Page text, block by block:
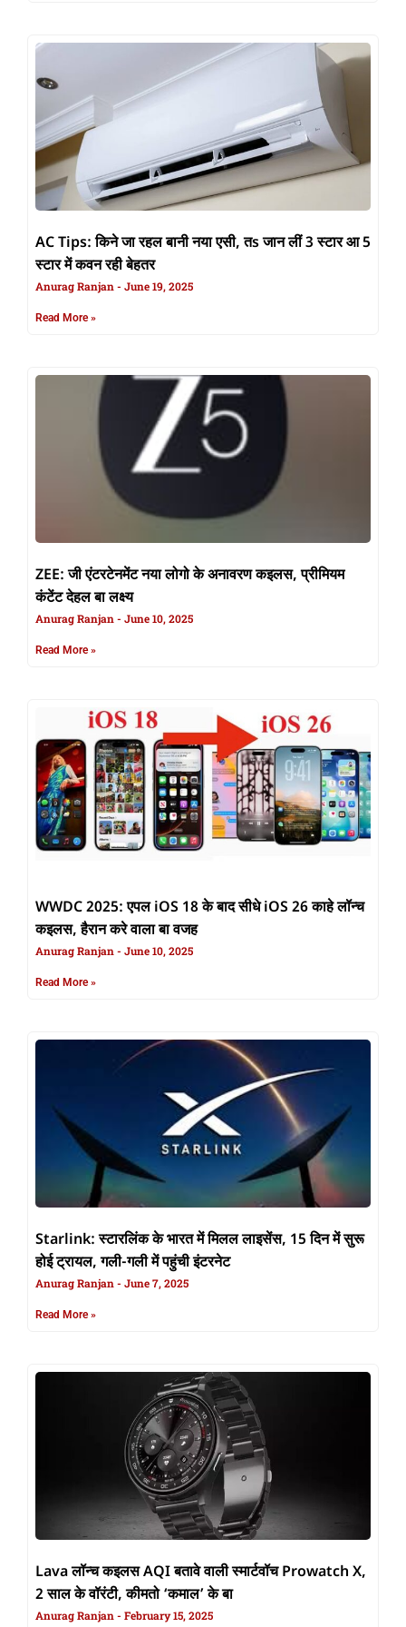
AC Tips: किने जा रहल बानी नया एसी, तs जान लीं 3 स्टार आ 5
स्टार में कवन रही बेहतर
Anurag Ranjan June 19, 2025
Read More »
ZEE: जी एंटरटेनमेंट नया लोगो के अनावरण कइलस, प्रीमियम
कंटेंट देहल बा लक्ष्य
Anurag Ranjan June 10, 2025
Read More »
WWDC 2025: एपल iOS 18 के बाद सीधे iOS 26 काहे लॉन्च
कइलस, हैरान करे वाला बा वजह
Anurag Ranjan June 10, 2025
Read More »
Starlink: स्टारलिंक के भारत में मिलल लाइसेंस, 15 दिन में सुरू
होई ट्रायल, गली-गली में पहुंची इंटरनेट
Anurag Ranjan June 7, 2025
Read More »
Lava लॉन्‍च कइलस AQI बतावे वाली स्‍मार्टवॉच Prowatch X,
2 साल के वॉरंटी, कीमतो ‘कमाल’ के बा
Anurag Ranjan February 15, 2025